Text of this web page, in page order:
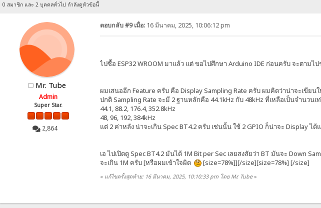
0 สมาชิก และ 2 บุคคลทั่วไป กำลังดูหัวข้อนี้
Mr. Tube
Admin
Super Star.
2,864
ตอบกลับ #9 เมื่อ:16 มีนาคม, 2025, 10:06:12 pm
ไปซื้อ ESP32 WROOM มาแล้ว แต่ ขอไปศึกษา Arduino IDE ก่อนครับ จะตามไ
ผมเสนออีก Feature ครับ คือ Display Sampling Rate ครับ ผมคิดว่าน่าจะเขียน
ปกติ Sampling Rate จะมี 2 ฐานหลักคือ 44.1kHz กับ 48kHz ที่เหลือเป็นจำนวนเ
44.1, 88.2, 176.4, 352.8kHz
48, 96, 192, 384kHz
แต่ 2 ค่าหลัง น่าจะเกิน Spec BT4.2 ครับ เช่นนั้น ใช้ 2 GPIO ก็น่าจะ Display ได้
เอ ไปเปิดดู Spec BT4.2 มันได้ 1M Bit per Sec เลยสงสัยว่า BT มันจะ Down
จะเกิน 1M ครับ [หรือผมเข้าใจผิด
[size=78%]][/size][size=78%] [/size]
« แก้ไขครั้งสุดท้าย: 16 มีนาคม, 2025, 10:10:33 pm โดย Mr. Tube»